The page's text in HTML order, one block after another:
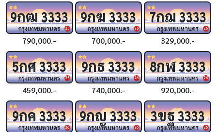
25
9กฒ3333
กรุงเทพมหานคร
790,000.-
25
9กฆ3333
กรุงเทพมหานคร
700,000.-
25
7กฌ3333
กรุงเทพมหานคร
329,000.-
25
5กศ3333
กรุงเทพมหานคร
459,000.-
26
9กธ3333
กรุงเทพมหานคร
740,000.-
26
8กฬ3333
กรุงเทพมหานคร
920,000.-
26
9กค3333
กรุงเทพมหานคร 26
9กญ3333
กรุงเทพมหานคร 26
3ขฐ3333
กรุงเทพมหานคร